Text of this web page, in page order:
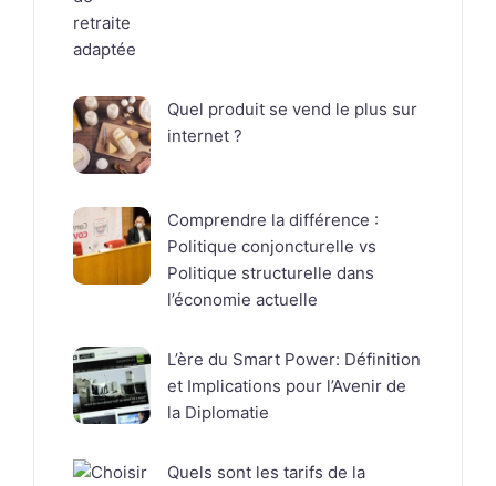
Quel produit se vend le plus sur
internet ?
Comprendre la différence :
Politique conjoncturelle vs
Politique structurelle dans
l’économie actuelle
L’ère du Smart Power: Définition
et Implications pour l’Avenir de
la Diplomatie
Quels sont les tarifs de la